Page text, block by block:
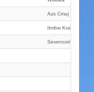
Azs Cmuj
Itmbw Kraków
Sevencoins. Pl